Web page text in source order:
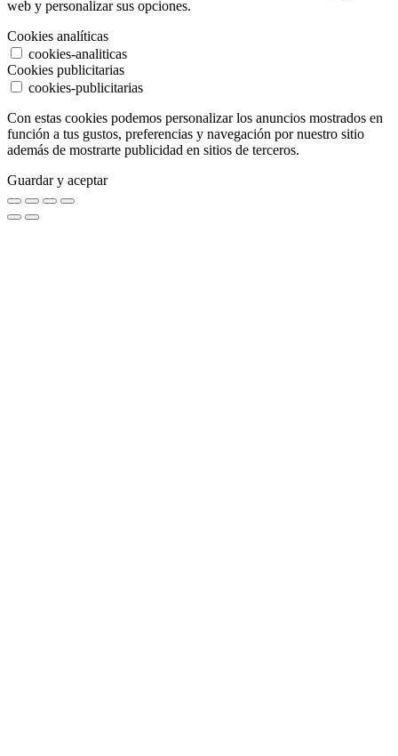
web y personalizar sus opciones.
Cookies analíticas
cookies-analiticas
Cookies publicitarias
cookies-publicitarias
Con estas cookies podemos personalizar los anuncios mostrados en
función a tus gustos, preferencias y navegación por nuestro sitio
además de mostrarte publicidad en sitios de terceros.
Guardar y aceptar